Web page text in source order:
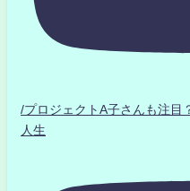
/プロジェクトA子さんも注
人生